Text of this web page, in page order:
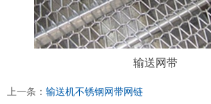
输送网带
上一条： 输送机不锈钢网带网链